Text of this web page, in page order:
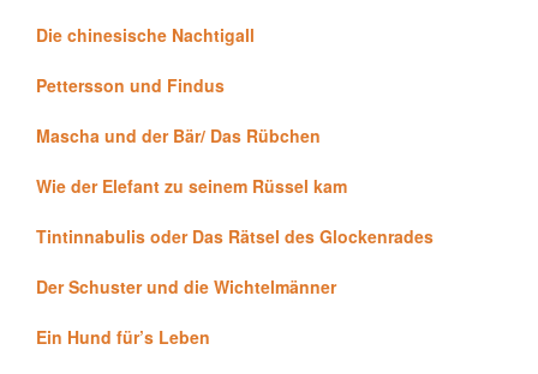
Die chinesische Nachtigall
Pettersson und Findus
Mascha und der Bär/ Das Rübchen
Wie der Elefant zu seinem Rüssel kam
Tintinnabulis oder Das Rätsel des Glockenrades
Der Schuster und die Wichtelmänner
Ein Hund für’s Leben